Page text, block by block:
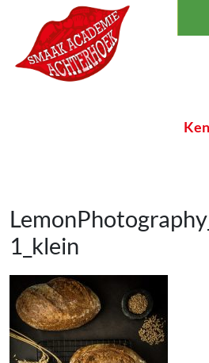
Ga naar de inhoud
Hoofdnavigatie
1_klein